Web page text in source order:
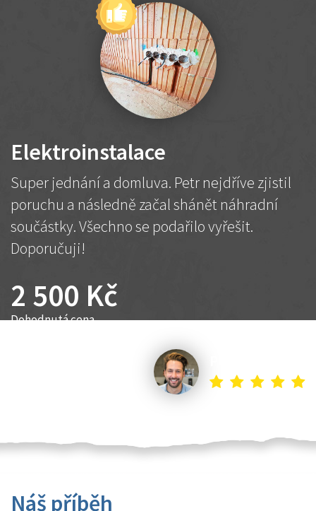
Elektroinstalace
Super jednání a domluva. Petr nejdříve zjistil
poruchu a následně začal shánět náhradní
součástky. Všechno se podařilo vyřešit.
Doporučuji!
2 500 Kč
Dohodnutá cena
Náš příběh